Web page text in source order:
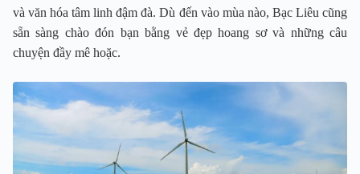
và văn hóa tâm linh đậm đà. Dù đến vào mùa nào, Bạc Liêu cũng
sẵn sàng chào đón bạn bằng vẻ đẹp hoang sơ và những câu
chuyện đầy mê hoặc.